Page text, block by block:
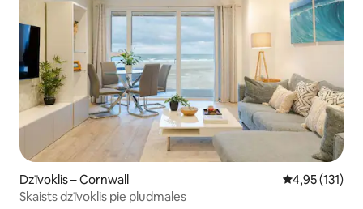
Dzīvoklis – Cornwall Vidējais
4,95 (131)
Skaists dzīvoklis pie pludmales